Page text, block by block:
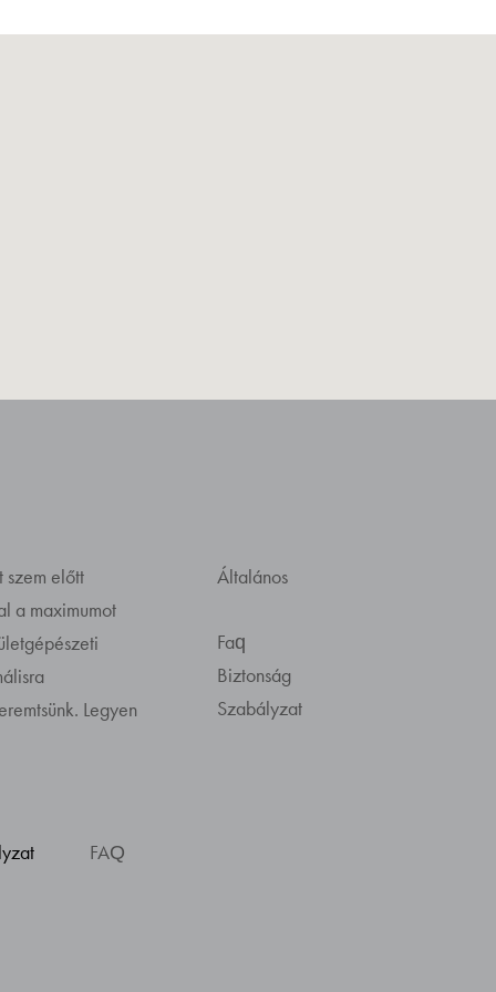
szem előtt
a maximumot
Legyen
Általános
Faq
Biztonság
Szabályzat
FAQ